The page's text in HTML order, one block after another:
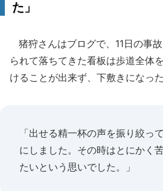
た」
猪狩さんはブログで、11日の事
られて落ちてきた看板は歩道全体
けることが出来ず、下敷きになった
「出せる精一杯の声を振り絞っ
にしました。その時はとにかく
たいという思いでした。」